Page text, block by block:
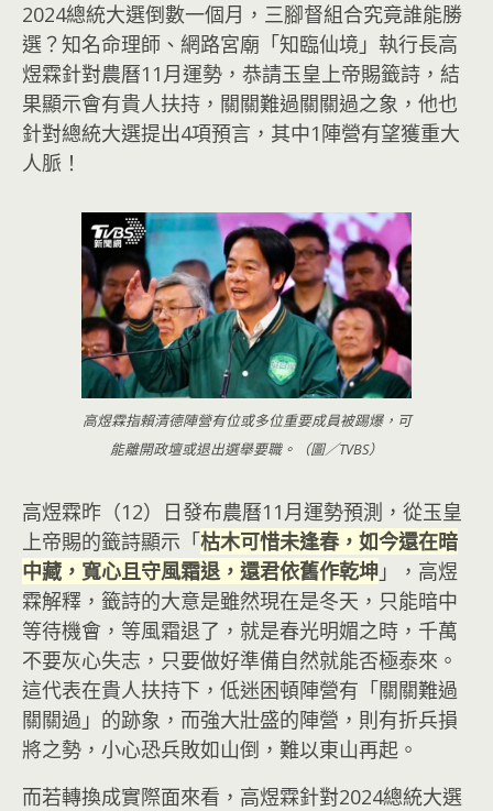
2024總統大選倒數一個月，三腳督組合究竟誰能勝
選？知名命理師、網路宮廟「知臨仙境」執行長高
煜霖針對農曆11月運勢，恭請玉皇上帝賜籤詩，結
果顯示會有貴人扶持，關關難過關關過之象，他也
針對總統大選提出4項預言，其中1陣營有望獲重大
人脈！
高煜霖指賴清德陣營有位或多位重要成員被踢爆，可
能離開政壇或退出選舉要職。（圖／TVBS）
高煜霖昨（12）日發布農曆11月運勢預測，從玉皇
上帝賜的籤詩顯示「枯木可惜未逢春，如今還在暗
中藏，寬心且守風霜退，還君依舊作乾坤 」，高煜
霖解釋，籤詩的大意是雖然現在是冬天，只能暗中
等待機會，等風霜退了，就是春光明媚之時，千萬
不要灰心失志，只要做好準備自然就能否極泰來。
這代表在貴人扶持下，低迷困頓陣營有「關關難過
關關過」的跡象，而強大壯盛的陣營，則有折兵損
將之勢，小心恐兵敗如山倒，難以東山再起。
而若轉換成實際面來看，高煜霖針對2024總統大選